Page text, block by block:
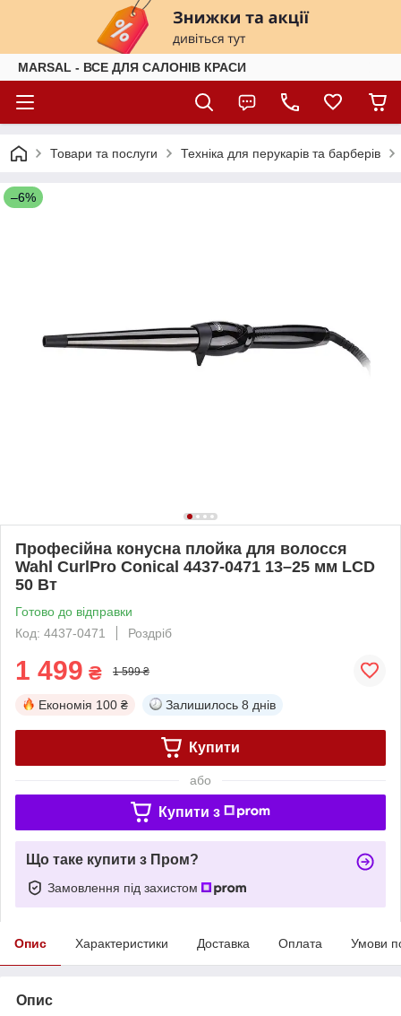
MARSAL - ВСЕ ДЛЯ САЛОНІВ КРАСИ
Товари та послуги Техніка для перукарів та барберів
–6%
Професійна конусна плойка для волосся
Wahl CurlPro Conical 4437-0471 13–25 мм LCD
50 Вт
Готово до відправки
Код: 4437-0471
Роздріб
1 499 ₴ 1 599 ₴
Економія 100 ₴ Залишилось 8 днів
Купити
або
Купити з
Що таке купити з Пром?
Замовлення під захистом
Опис Характеристики Доставка Оплата Умови
Опис